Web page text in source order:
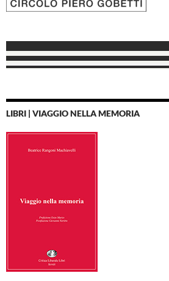
LIBRI | VIAGGIO NELLA MEMORIA